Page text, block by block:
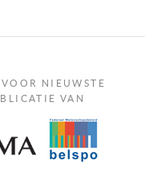
NIEUWSTE
VAN